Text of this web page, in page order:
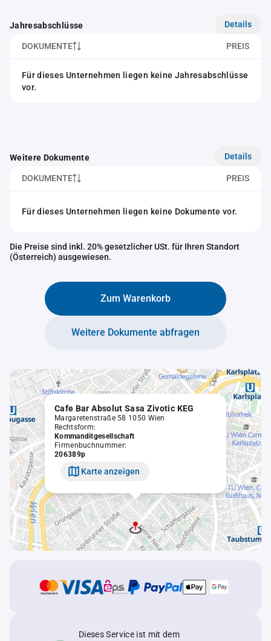
Jahresabschlüsse Details
DOKUMENTE PREIS
Für dieses Unternehmen liegen keine Jahresabschlüsse
vor.
Weitere Dokumente Details
DOKUMENTE PREIS
Für dieses Unternehmen liegen keine Dokumente vor.
Die Preise sind inkl. 20% gesetzlicher USt. für Ihren Standort
(Österreich) ausgewiesen.
Zum Warenkorb
Weitere Dokumente abfragen
Cafe Bar Absolut Sasa Zivotic KEG
Margaretenstraße 58 1050 Wien
Rechtsform:
Kommanditgesellschaft
Firmenbuchnummer:
206389p
Karte anzeigen
Dieses Service ist mit dem